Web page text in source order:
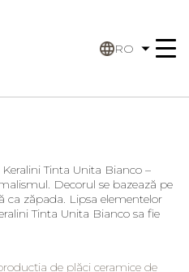
RO
Tinta Unita Bianco –
Decorul se bazează pe
ca zăpada. Lipsa elementelor
Tinta Unita Bianco sa fie
de plăci ceramice de